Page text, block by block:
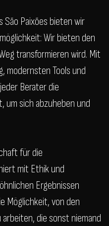
São Paixões bieten wir
Wir bieten den
transformieren wird. Mit
modernsten Tools und
Berater die
sich abzuheben und
für die
mit Ethik und
Ergebnissen
Möglichkeit, von den
die sonst niemand